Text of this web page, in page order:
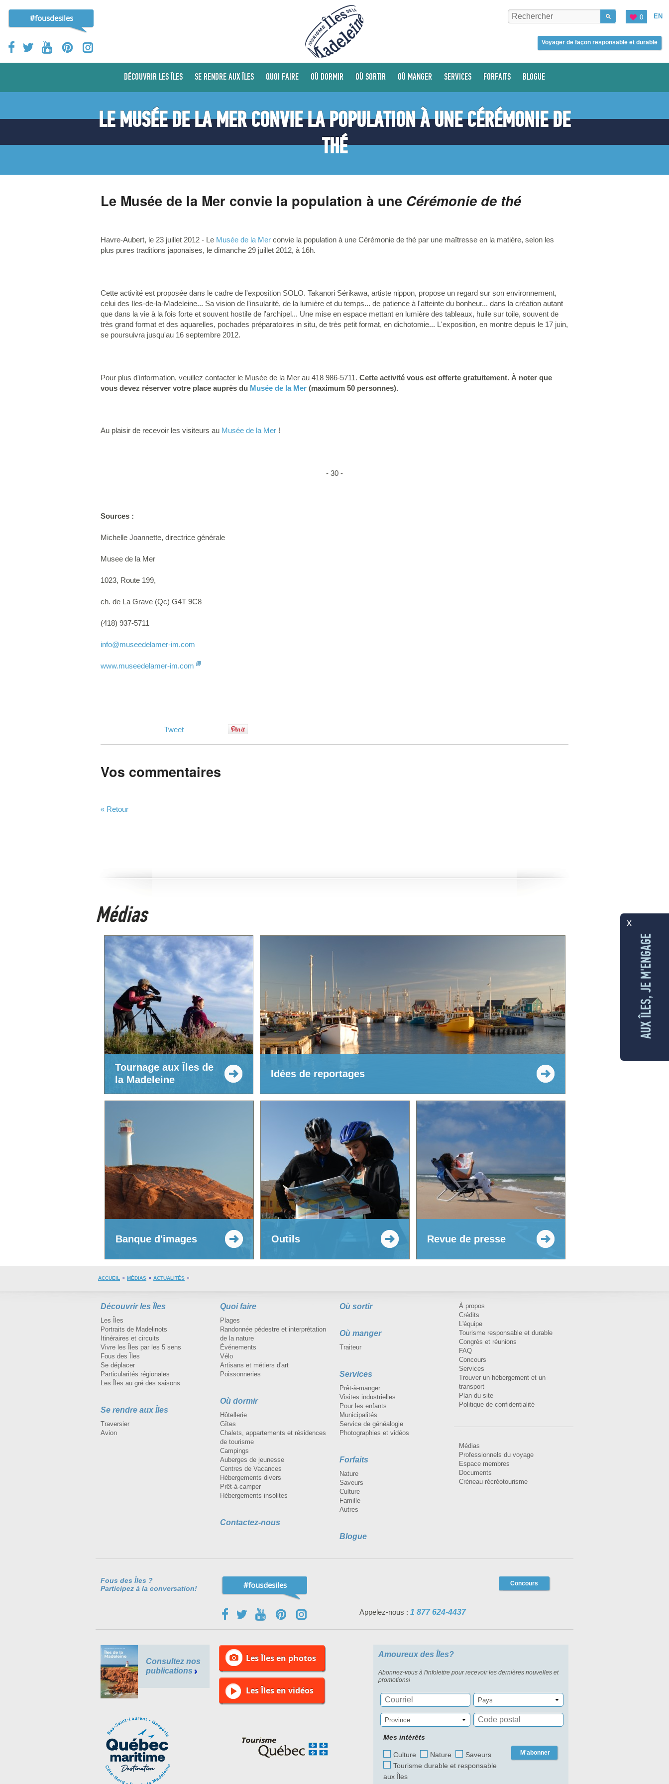
#fousdesiles EN
0
Voyager de façon responsable et durable
DÉCOUVRIR LES ÎLES SE RENDRE AUX ÎLES QUOI FAIRE OÙ DORMIR OÙ SORTIR OÙ MANGER SERVICES FORFAITS BLOGUE
LE MUSÉE DE LA MER CONVIE LA POPULATION À UNE CÉRÉMONIE DE
THÉ
Le Musée de la Mer convie la population à une Cérémonie de thé
Havre-Aubert, le 23 juillet 2012 - Le Musée de la Mer convie la population à une Cérémonie de thé par une maîtresse en la matière, selon les
plus pures traditions japonaises, le dimanche 29 juillet 2012, à 16h.
Cette activité est proposée dans le cadre de l'exposition SOLO. Takanori Sérikawa, artiste nippon, propose un regard sur son environnement,
celui des Iles-de-la-Madeleine... Sa vision de l'insularité, de la lumière et du temps... de patience à l'atteinte du bonheur... dans la création autant
que dans la vie à la fois forte et souvent hostile de l'archipel... Une mise en espace mettant en lumière des tableaux, huile sur toile, souvent de
très grand format et des aquarelles, pochades préparatoires in situ, de très petit format, en dichotomie... L'exposition, en montre depuis le 17 juin,
se poursuivra jusqu'au 16 septembre 2012.
Pour plus d'information, veuillez contacter le Musée de la Mer au 418 986-5711. Cette activité vous est offerte gratuitement. À noter que
vous devez réserver votre place auprès du Musée de la Mer (maximum 50 personnes).
Au plaisir de recevoir les visiteurs au Musée de la Mer !
- 30 -
Sources :
Michelle Joannette, directrice générale
Musee de la Mer
1023, Route 199,
ch. de La Grave (Qc) G4T 9C8
(418) 937-5711
info@museedelamer-im.com
www.museedelamer-im.com
Tweet
Vos commentaires
« Retour
Médias
Tournage aux Îles de
la Madeleine
Idées de reportages
Banque d'images Outils Revue de presse
ACCUEIL MÉDIAS ACTUALITÉS
Découvrir les Îles
Les Îles
Portraits de Madelinots
Itinéraires et circuits
Vivre les Îles par les 5 sens
Fous des Îles
Se déplacer
Particularités régionales
Les Îles au gré des saisons
Se rendre aux Îles
Traversier
Avion
Quoi faire
Plages
Randonnée pédestre et interprétation
de la nature
Événements
Vélo
Artisans et métiers d'art
Poissonneries
Où dormir
Hôtellerie
Gîtes
Chalets, appartements et résidences
de tourisme
Campings
Auberges de jeunesse
Centres de Vacances
Hébergements divers
Prêt-à-camper
Hébergements insolites
Contactez-nous
Où sortir
Où manger
Traiteur
Services
Prêt-à-manger
Visites industrielles
Pour les enfants
Municipalités
Service de généalogie
Photographies et vidéos
Forfaits
Nature
Saveurs
Culture
Famille
Autres
Blogue
À propos
Crédits
L'équipe
Tourisme responsable et durable
Congrès et réunions
FAQ
Concours
Services
Trouver un hébergement et un
transport
Plan du site
Politique de confidentialité
Médias
Professionnels du voyage
Espace membres
Documents
Créneau récréotourisme
Fous des Îles ?
Participez à la conversation!
#fousdesiles Concours
Appelez-nous : 1 877 624-4437
Consultez nos
publications
Les Îles en photos
Les Îles en vidéos
Amoureux des Îles?
Abonnez-vous à l'infolettre pour recevoir les dernières nouvelles et
promotions!
Pays
Province
Mes intérêts
Culture Nature
Saveurs
Tourisme durable et responsable
aux Îles
M'abonner
x
AUX ÎLES, JE M'ENGAGE